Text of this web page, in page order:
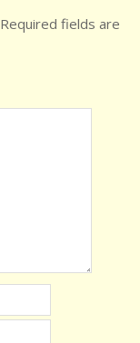
Required fields are